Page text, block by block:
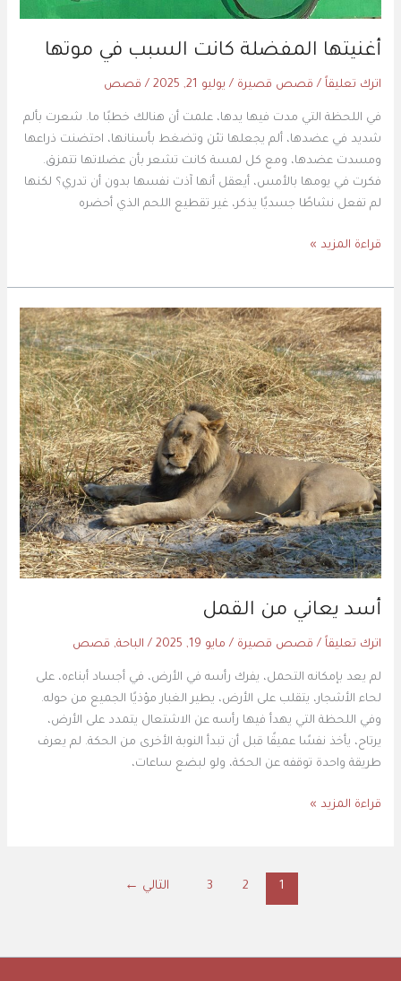
أغنيتها المفضلة كانت السبب في موتها
اترك تعليقاً / قصص قصيرة / يوليو 21, 2025 / قصص
في اللحظة التي مدت فيها يدها، علمت أن هنالك خطبًا ما. شعرت بألم
شديد في عضدها، ألم يجعلها تئن وتضغط بأسنانها، احتضنت ذراعها
ومسدت عضدها، ومع كل لمسة كانت تشعر بأن عضلاتها تتمزق.
فكرت في يومها بالأمس، أيعقل أنها آذت نفسها بدون أن تدري؟ لكنها
لم تفعل نشاطًا جسديًا يذكر، غير تقطيع اللحم الذي أحضره
قراءة المزيد »
أسد يعاني من القمل
اترك تعليقاً / قصص قصيرة / مايو 19, 2025 / الباحة, قصص
لم يعد بإمكانه التحمل، يفرك رأسه في الأرض، في أجساد أبناءه، على
لحاء الأشجار، يتقلب على الأرض، يطير الغبار مؤذيًا الجميع من حوله.
وفي اللحظة التي يهدأ فيها رأسه عن الاشتعال يتمدد على الأرض،
يرتاح، يأخذ نفسًا عميقًا قبل أن تبدأ النوبة الأخرى من الحكة. لم يعرف
طريقة واحدة توقفه عن الحكة، ولو لبضع ساعات،
أسد
يعاني
من
القمل
قراءة المزيد »
1
2
3 التالي ←